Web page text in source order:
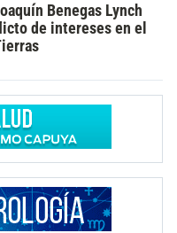
Benegas Lynch
de intereses en el